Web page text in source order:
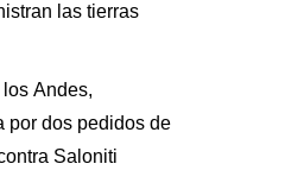
las tierras
Andes,
por dos pedidos de
Saloniti